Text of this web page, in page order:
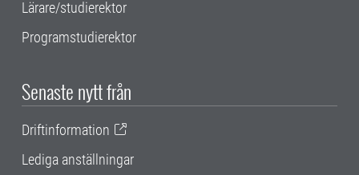
Lärare/studierektor
Programstudierektor
Senaste nytt från
Driftinformation
Lediga anställningar